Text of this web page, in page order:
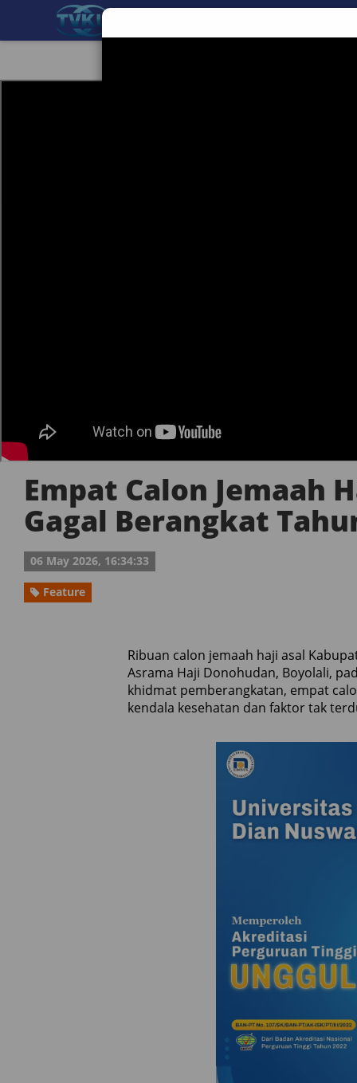
Empat Calon Jemaah
Gagal Berangkat
06 May 2026, 16:34:33
Feature
Ribuan calon jemaah haji asal
Asrama Haji Donohudan, Boyolali,
khidmat pemberangkatan, empat
kendala kesehatan dan faktor tak